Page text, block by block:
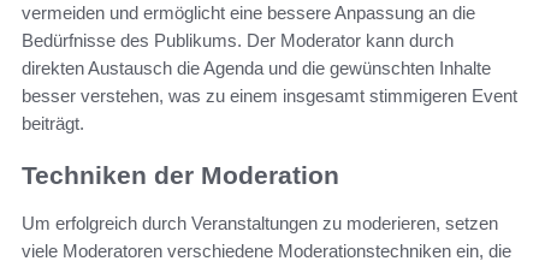
vermeiden und ermöglicht eine bessere Anpassung an die
Bedürfnisse des Publikums. Der Moderator kann durch
direkten Austausch die Agenda und die gewünschten Inhalte
besser verstehen, was zu einem insgesamt stimmigeren Event
beiträgt.
Techniken der Moderation
Um erfolgreich durch Veranstaltungen zu moderieren, setzen
viele Moderatoren verschiedene Moderationstechniken ein, die